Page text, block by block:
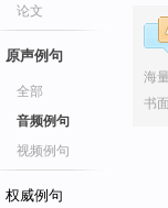
论文
原声例句
全部
音频例句
视频例句
权威例句
海
书